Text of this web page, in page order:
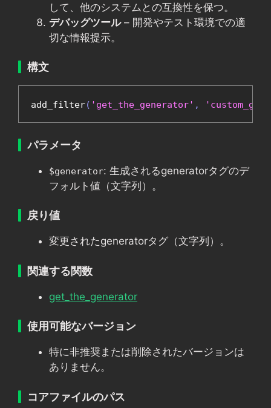
して、他のシステムとの互換性を保つ。
デバッグツール– 開発やテスト環境での適
切な情報提示。
構文
add_filter( 'get_the_generator' ,
パラメータ
$generator: 生成されるgeneratorタグのデ
フォルト値（文字列）。
戻り値
変更されたgeneratorタグ（文字列）。
関連する関数
get_the_generator
使用可能なバージョン
特に非推奨または削除されたバージョンは
ありません。
コアファイルのパス